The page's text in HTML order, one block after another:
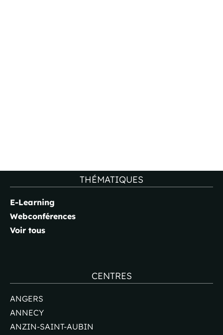
THÉMATIQUES
E-Learning
Webconférences
Voir tous
CENTRES
ANGERS
ANNECY
ANZIN-SAINT-AUBIN